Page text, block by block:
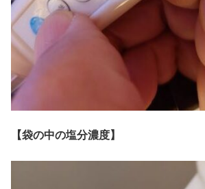
【袋の中の塩分濃度】